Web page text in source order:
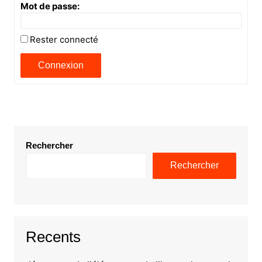
Mot de passe:
Rester connecté
Connexion
Rechercher
Rechercher
Recents